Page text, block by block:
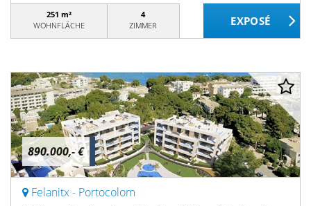
251 m²
WOHNFLÄCHE
4
ZIMMER
890.000,- €
Felanitx - Portocolom